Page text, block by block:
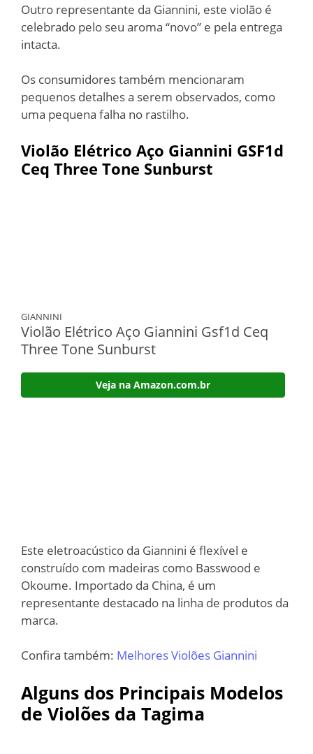
Outro representante da Giannini, este violão é
celebrado pelo seu aroma “novo” e pela entrega
intacta.
Os consumidores também mencionaram
pequenos detalhes a serem observados, como
uma pequena falha no rastilho.
Violão Elétrico Aço Giannini GSF1d
Ceq Three Tone Sunburst
GIANNINI
Violão Elétrico Aço Giannini Gsf1d Ceq
Three Tone Sunburst
Veja na Amazon.com.br
Este eletroacústico da Giannini é flexível e
construído com madeiras como Basswood e
Okoume. Importado da China, é um
representante destacado na linha de produtos da
marca.
Confira também: Melhores Violões Giannini
Alguns dos Principais Modelos
de Violões da Tagima